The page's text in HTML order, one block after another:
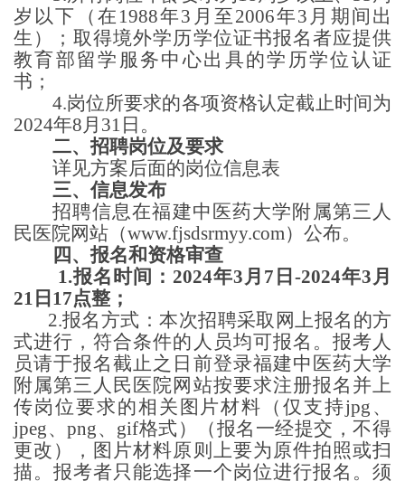
岁以下（在 1988年3 月至2006年3 月期间出
生）
； 取得境外学历学位证书报名者应提供
教育部留学服务中心出具的学历学位认证
书；
4.岗位所要求的各项资格认定截止时间为
2024年8月 31 日。
二、招聘岗位及要求
详见方案后面的岗位信息表
三、信息发布
招聘信息在福建中医药大学附属第三人
民医院网站（www.fjsdsrmyy.com）公布。
四、报名和资格审查
1.报名时间： 2024年3月7日-2024年3月
21日17点整；
2.报名方式：本次招聘采取网上报名的方
式进行，符合条件的人员均可报名。报考人
员请于报名截止之日前登录福建中医药大学
附属第三人民医院网站按要求注册报名并上
传岗位要求的相关图片材料（仅支持jpg、
jpeg、png、gif格式）（报名一经提交，不得
更改），图片材料原则上要为原件拍照或扫
描。报考者只能选择一个岗位进行报名。须